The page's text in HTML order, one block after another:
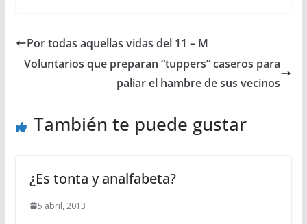
Por todas aquellas vidas del 11 – M
Voluntarios que preparan “tuppers” caseros para
paliar el hambre de sus vecinos
También te puede gustar
¿Es tonta y analfabeta?
5 abril, 2013